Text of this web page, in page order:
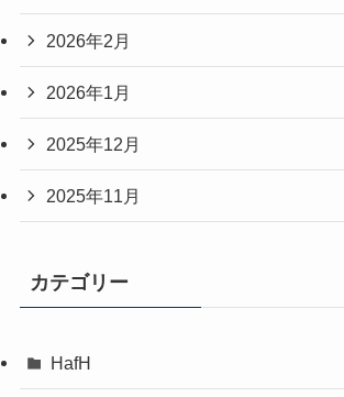
2026年2月
2026年1月
2025年12月
2025年11月
カテゴリー
HafH